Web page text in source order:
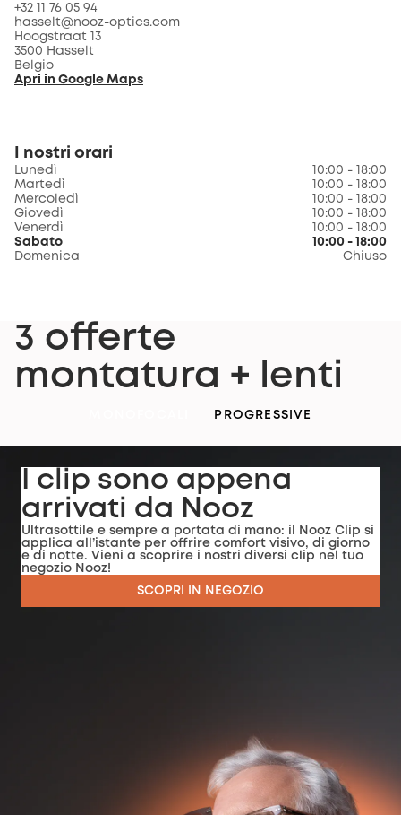
+32 11 76 05 94
hasselt@nooz-optics.com
Hoogstraat 13
3500 Hasselt
Belgio
Apri in Google Maps
I nostri orari
Lunedì
10:00 - 18:00
Martedì
10:00 - 18:00
Mercoledì
10:00 - 18:00
Giovedì
10:00 - 18:00
Venerdì
10:00 - 18:00
Sabato
10:00 - 18:00
Domenica
Chiuso
3 offerte
montatura + lenti
PROGRESSIVE
I clip sono appena
arrivati da Nooz
Ultrasottile e sempre a portata di mano: il Nooz Clip si
applica all’istante per offrire comfort visivo, di giorno
e di notte. Vieni a scoprire i nostri diversi clip nel tuo
negozio Nooz!
SCOPRI IN NEGOZIO